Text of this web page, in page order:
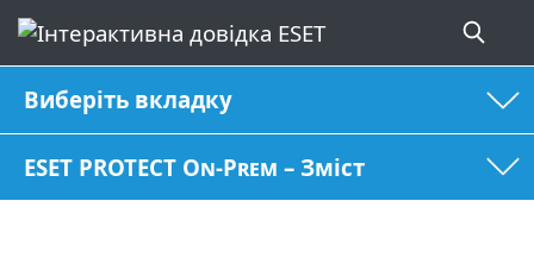
Виберіть вкладку
ESET PROTECT On-Prem – Зміст